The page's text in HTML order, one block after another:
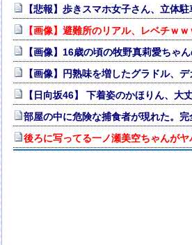
【悲報】歩きスマホ女子さん、立体
【画像】避難所のリアル、レベチｗ
【画像】16歳の頃の牧野真莉愛ちゃ
【画像】円熟味を増したグラドル、
【日向坂46】 下着姿のかほりん、大
部屋の中に危険な捕食者が現れた。
後ろに写ってる一ノ瀬美空ちゃんがヤ